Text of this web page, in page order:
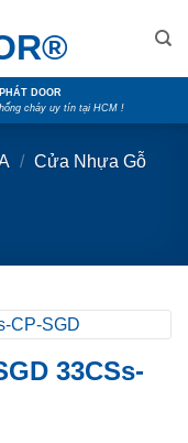
DOOR
cháy uy tín tại HCM !
/ Cửa Nhựa Gỗ
33CSs-